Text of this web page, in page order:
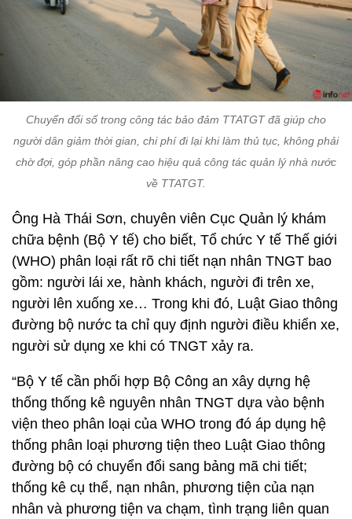
Chuyển đổi số trong công tác bảo đảm TTATGT đã giúp cho
người dân giảm thời gian, chi phí đi lại khi làm thủ tục, không phải
chờ đợi, góp phần nâng cao hiệu quả công tác quản lý nhà nước
về TTATGT.
Ông Hà Thái Sơn, chuyên viên Cục Quản lý khám
chữa bệnh (Bộ Y tế) cho biết, Tổ chức Y tế Thế giới
(WHO) phân loại rất rõ chi tiết nạn nhân TNGT bao
gồm: người lái xe, hành khách, người đi trên xe,
người lên xuống xe… Trong khi đó, Luật Giao thông
đường bộ nước ta chỉ quy định người điều khiển xe,
người sử dụng xe khi có TNGT xảy ra.
“Bộ Y tế cần phối hợp Bộ Công an xây dựng hệ
thống thống kê nguyên nhân TNGT dựa vào bệnh
viện theo phân loại của WHO trong đó áp dụng hệ
thống phân loại phương tiện theo Luật Giao thông
đường bộ có chuyển đổi sang bảng mã chi tiết;
thống kê cụ thể, nạn nhân, phương tiện của nạn
nhân và phương tiện va chạm, tình trạng liên quan